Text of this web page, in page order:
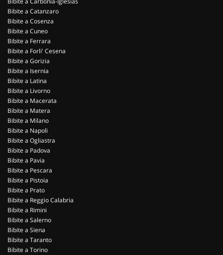
Bibite a Catanzaro
Bibite a Cosenza
Bibite a Cuneo
Bibite a Ferrara
Bibite a Forli' Cesena
Bibite a Gorizia
Bibite a Isernia
Bibite a Latina
Bibite a Livorno
Bibite a Macerata
Bibite a Matera
Bibite a Milano
Bibite a Napoli
Bibite a Ogliastra
Bibite a Padova
Bibite a Pavia
Bibite a Pescara
Bibite a Pistoia
Bibite a Prato
Bibite a Reggio Calabria
Bibite a Rimini
Bibite a Salerno
Bibite a Siena
Bibite a Taranto
Bibite a Torino